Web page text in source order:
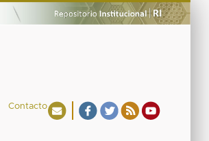
Contacto